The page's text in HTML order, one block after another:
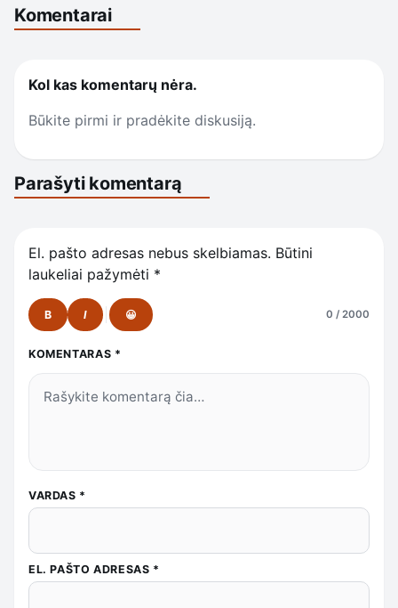
Komentarai
Kol kas komentarų nėra.
Būkite pirmi ir pradėkite diskusiją.
Parašyti komentarą
El. pašto adresas nebus skelbiamas. Būtini
laukeliai pažymėti *
B I 😀 0 / 2000
KOMENTARAS *
VARDAS *
EL. PAŠTO ADRESAS *